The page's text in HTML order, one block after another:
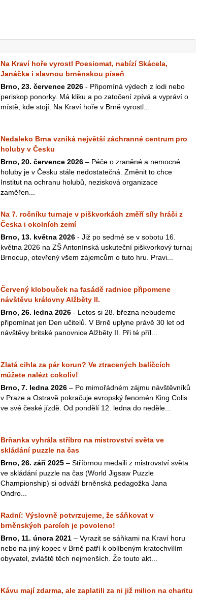
Na Kraví hoře vyrostl Poesiomat, nabízí Skácela,
Janáčka i slavnou brněnskou píseň
Brno, 23. července 2026 - Připomíná výdech z lodi nebo
periskop ponorky. Má kliku a po zatočení zpívá a vypráví o
místě, kde stojí. Na Kraví hoře v Brně vyrostl...
Nedaleko Brna vzniká největší záchranné centrum pro
holuby v Česku
Brno, 20. července 2026 – Péče o zraněné a nemocné
holuby je v Česku stále nedostatečná. Změnit to chce
Institut na ochranu holubů, nezisková organizace
zaměřen...
Na 7. ročníku turnaje v piškvorkách změří síly hráči z
Česka i okolních zemí
Brno, 13. května 2026 - Již po sedmé se v sobotu 16.
května 2026 na ZŠ Antonínská uskuteční piškvorkový turnaj
Brnocup, otevřený všem zájemcům o tuto hru. Pravi...
Červený klobouček na fasádě radnice připomene
návštěvu královny Alžběty II.
Brno, 26. ledna 2026 - Letos si 28. března nebudeme
připomínat jen Den učitelů. V Brně uplyne právě 30 let od
návštěvy britské panovnice Alžběty II. Při té příl...
Zlatá cihla za pár korun? Ve ztracených balíčcích
můžete nalézt cokoliv!
Brno, 7. ledna 2026 – Po mimořádném zájmu návštěvníků
v Praze a Ostravě pokračuje evropský fenomén King Colis
ve své české jízdě. Od pondělí 12. ledna do neděle...
Brňanka vyhrála stříbro na mistrovství světa ve
skládání puzzle na čas
Brno, 26. září 2025 – Stříbrnou medaili z mistrovství světa
ve skládání puzzle na čas (World Jigsaw Puzzle
Championship) si odváží brněnská pedagožka Jana
Ondro...
Radní: Výslovně potvrzujeme, že sáňkovat v
brněnských parcích je povoleno!
Brno, 11. února 2021 – Vyrazit se sáňkami na Kraví horu
nebo na jiný kopec v Brně patří k oblíbeným kratochvílím
obyvatel, zvláště těch nejmenších. Že touto akt...
Kávu mají zdarma, ale zaplatili za ni již milion na charitu